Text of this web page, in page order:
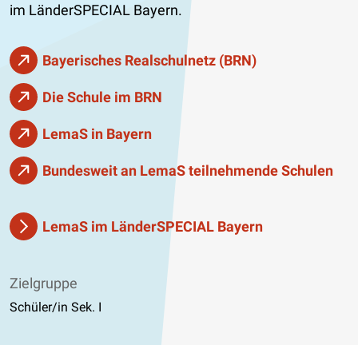
im LänderSPECIAL Bayern.
Bayerisches Realschulnetz (BRN)
Die Schule im BRN
LemaS in Bayern
Bundesweit an LemaS teilnehmende Schulen
LemaS im LänderSPECIAL Bayern
Zielgruppe
Schüler/in Sek. I